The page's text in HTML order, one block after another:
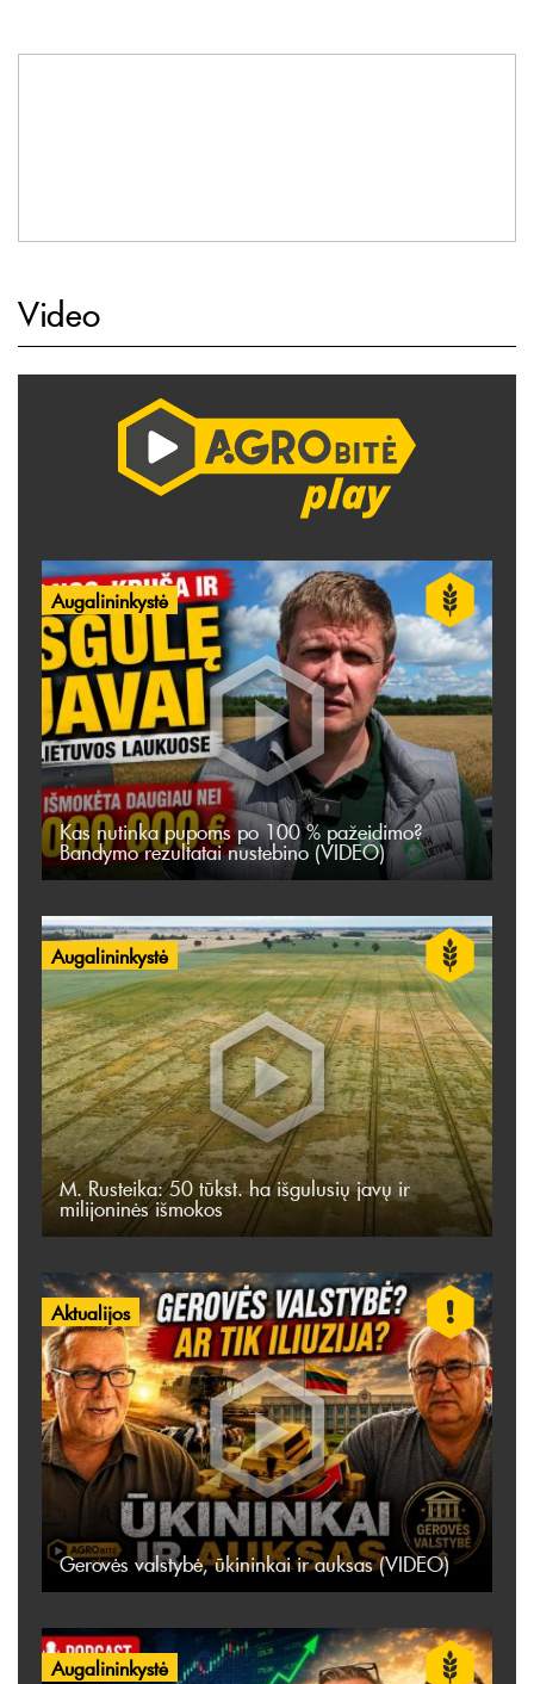
Video
Augalininkystė
Kas nutinka pupoms po 100 % pažeidimo?
Bandymo rezultatai nustebino (VIDEO)
Augalininkystė
M. Rusteika: 50 tūkst. ha išgulusių javų ir
milijoninės išmokos
Aktualijos
Gerovės valstybė, ūkininkai ir auksas (VIDEO)
Augalininkystė